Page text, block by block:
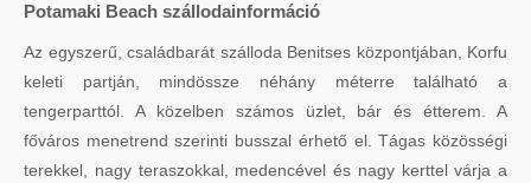
Potamaki Beach szállodainformáció
Az egyszerű, családbarát szálloda Benitses központjában, Korfu
keleti partján, mindössze néhány méterre található a
tengerparttól. A közelben számos üzlet, bár és étterem. A
főváros menetrend szerinti busszal érhető el. Tágas közösségi
terekkel, nagy teraszokkal, medencével és nagy kerttel várja a